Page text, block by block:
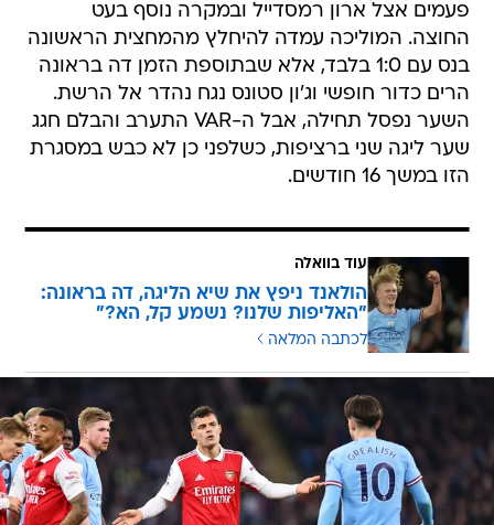
פעמים אצל ארון רמסדייל ובמקרה נוסף בעט
החוצה. המוליכה עמדה להיחלץ מהמחצית הראשונה
בנס עם 1:0 בלבד, אלא שבתוספת הזמן דה בראונה
הרים כדור חופשי וג'ון סטונס נגח נהדר אל הרשת.
השער נפסל תחילה, אבל ה-VAR התערב והבלם חגג
שער ליגה שני ברציפות, כשלפני כן לא כבש במסגרת
הזו במשך 16 חודשים.
עוד בוואלה
הולאנד ניפץ את שיא הליגה, דה בראונה:
"האליפות שלנו? נשמע קל, הא?"
לכתבה המלאה